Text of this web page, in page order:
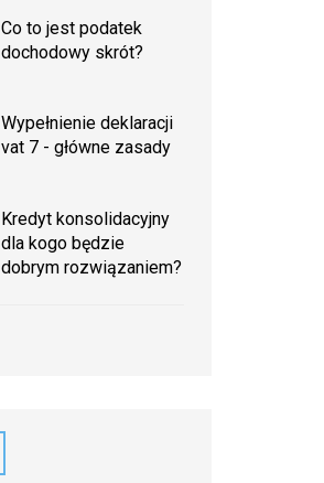
Co to jest podatek
dochodowy skrót?
Wypełnienie deklaracji
vat 7 - główne zasady
Kredyt konsolidacyjny
dla kogo będzie
dobrym rozwiązaniem?